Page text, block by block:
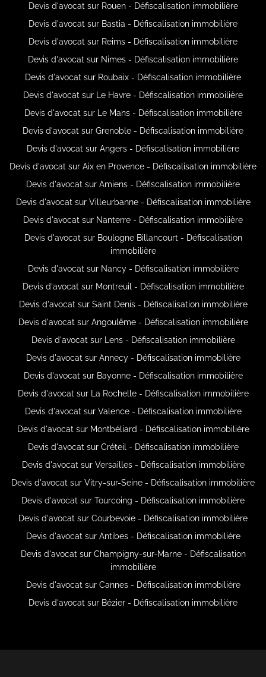
Devis d'avocat sur Rouen - Défiscalisation immobilière
Devis d'avocat sur Bastia - Défiscalisation immobilière
Devis d'avocat sur Reims - Défiscalisation immobilière
Devis d'avocat sur Nimes - Défiscalisation immobilière
Devis d'avocat sur Roubaix - Défiscalisation immobilière
Devis d'avocat sur Le Havre - Défiscalisation immobilière
Devis d'avocat sur Le Mans - Défiscalisation immobilière
Devis d'avocat sur Grenoble - Défiscalisation immobilière
Devis d'avocat sur Angers - Défiscalisation immobilière
Devis d'avocat sur Aix en Provence - Défiscalisation immobilière
Devis d'avocat sur Amiens - Défiscalisation immobilière
Devis d'avocat sur Villeurbanne - Défiscalisation immobilière
Devis d'avocat sur Nanterre - Défiscalisation immobilière
Devis d'avocat sur Boulogne Billancourt - Défiscalisation
immobilière
Devis d'avocat sur Nancy - Défiscalisation immobilière
Devis d'avocat sur Montreuil - Défiscalisation immobilière
Devis d'avocat sur Saint Denis - Défiscalisation immobilière
Devis d'avocat sur Angoulême - Défiscalisation immobilière
Devis d'avocat sur Lens - Défiscalisation immobilière
Devis d'avocat sur Annecy - Défiscalisation immobilière
Devis d'avocat sur Bayonne - Défiscalisation immobilière
Devis d'avocat sur La Rochelle - Défiscalisation immobilière
Devis d'avocat sur Valence - Défiscalisation immobilière
Devis d'avocat sur Montbéliard - Défiscalisation immobilière
Devis d'avocat sur Créteil - Défiscalisation immobilière
Devis d'avocat sur Versailles - Défiscalisation immobilière
Devis d'avocat sur Vitry-sur-Seine - Défiscalisation immobilière
Devis d'avocat sur Tourcoing - Défiscalisation immobilière
Devis d'avocat sur Courbevoie - Défiscalisation immobilière
Devis d'avocat sur Antibes - Défiscalisation immobilière
Devis d'avocat sur Champigny-sur-Marne - Défiscalisation
immobilière
Devis d'avocat sur Cannes - Défiscalisation immobilière
Devis d'avocat sur Bézier - Défiscalisation immobilière